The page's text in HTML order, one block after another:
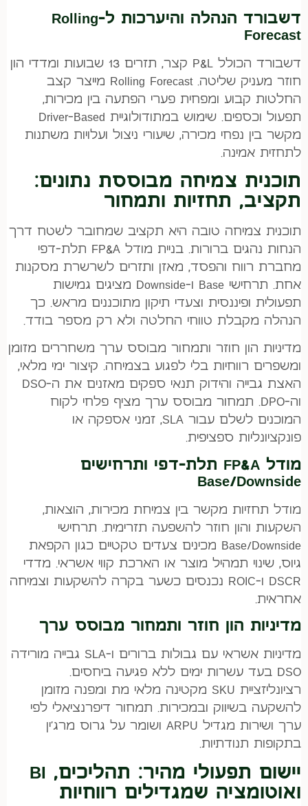
דשבורד הנהלה והיערכות ל-Rolling
Forecast
דשבורד הכולל P&L קצר, תזרים 13 שבועות ומדדי הון
חוזר מעניק שליטה. Rolling Forecast מייצר קצב
החלטות קבוע ומפחית פערי הפתעה בין מכירות,
תפעול וכספים. שימוש במתודולוגיית Driver-Based
מקשר בין נפחי מכירה, שיעורי ניצול ועלויות משתנות
לתחזית אמינה.
תוכנית צמיחה מבוססת נתונים:
תקציב, תחזיות ותמחור
תוכנית צמיחה טובה היא תקציב שמחובר לשטח דרך
הנחות נהגים ברורות. בניית מודל FP&A תלת-דפי
מחברת רווח והפסד, מאזן ותזרים לשרשרת מסקנות
אחת. תרחישי Base ו-Downside מציגים גמישות
תפעולית ופיננסית וצעדי תיקון מתוכננים מראש. כך
הנהלה מקבלת טווחי החלטה ולא רק מספר בודד.
מדיניות הון חוזר ותמחור מבוסס ערך משחררים מזומן
ומשפרים רווחיות בלי לפגוע בצמיחה. קיצור ימי מלאי,
האצת גבייה והידוק תנאי ספקים מאזנים את ה-DSO
וה-DPO. תמחור מבוסס ערך מציף פלחי לקוח
המוכנים לשלם עבור SLA, זמני אספקה או
פונקציונליות ספציפית.
מודל FP&A תלת-דפי ותרחישים
Base/Downside
מודל תחזיות מקשר בין צמיחת מכירות, הוצאות,
השקעות והון חוזר להשפעה תזרימית. תרחישי
Base/Downside מכינים צעדים טקטיים כגון הקפאת
גיוס, שינוי תמהיל מוצר או הארכת קווי אשראי. מדדי
DSCR ו-ROIC נכנסים כשער בקרה להשקעות וצמיחה
אחראית.
מדיניות הון חוזר ותמחור מבוסס ערך
מדיניות אשראי עם גבולות ברורים ו-SLA גבייה מורידה
DSO בעד עשרות ימים ללא פגיעה ביחסים.
רציונליזציית SKU מקטינה מלאי מת ומפנה מזומן
להשקעה בשיווק ובמכירות. תמחור דיפרנציאלי לפי
ערך ושירות מגדיל ARPU ושומר על גרוס מרג'ין
בתקופות תנודתיות.
יישום תפעולי מהיר: תהליכים, BI
ואוטומציה שמגדילים רווחיות